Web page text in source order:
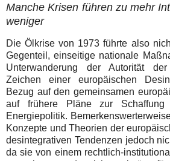
Manche Krisen führen zu mehr
weniger
Die Ölkrise von 1973 führte also
Gegenteil, einseitige nationale
Unterwanderung der Autorität
Zeichen einer europäischen
Bezug auf den gemeinsamen
auf frühere Pläne zur Schaffung
Energiepolitik.
Konzepte und Theorien der
desintegrativen Tendenzen jedoch
da sie von einem rechtlich-